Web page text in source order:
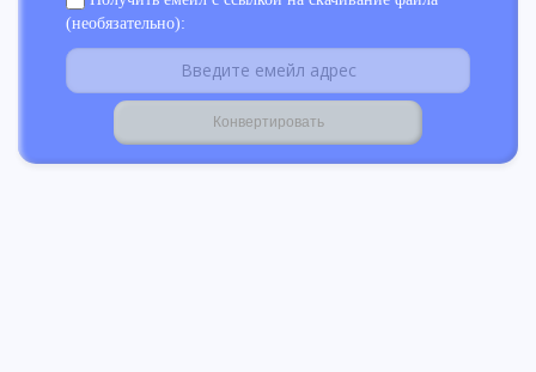
(необязательно):